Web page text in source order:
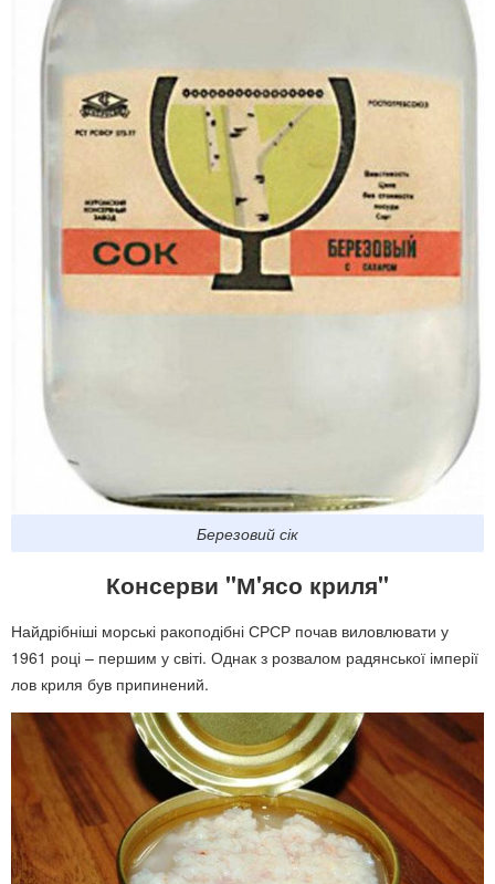
Березовий сік
Консерви "М'ясо криля"
Найдрібніші морські ракоподібні СРСР почав виловлювати у
1961 році – першим у світі. Однак з розвалом радянської імперії
лов криля був припинений.